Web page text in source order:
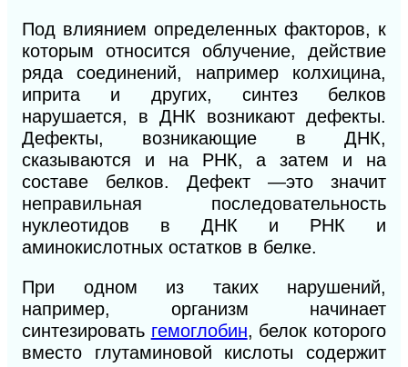
Под влиянием определенных факторов, к
которым относится облучение, действие
ряда соединений, например колхицина,
иприта и других, синтез белков
нарушается, в ДНК возникают дефекты.
Дефекты, возникающие в ДНК,
сказываются и на РНК, а затем и на
составе белков. Дефект —это значит
неправильная последовательность
нуклеотидов в ДНК и РНК и
аминокислотных остатков в белке.
При одном из таких нарушений,
например, организм начинает
синтезировать гемоглобин, белок которого
вместо глутаминовой кислоты содержит